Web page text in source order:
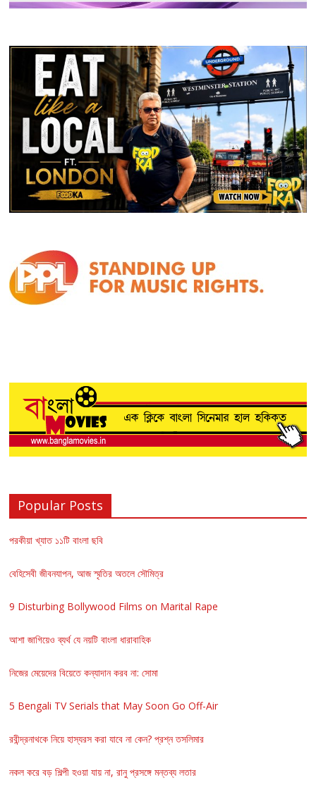
Popular Posts
পরকীয়া খ্যাত ১১টি বাংলা ছবি
বেহিসেবী জীবনযাপন, আজ স্মৃতির অতলে সৌমিত্র
9 Disturbing Bollywood Films on Marital Rape
আশা জাগিয়েও ব্যর্থ যে নয়টি বাংলা ধারাবাহিক
নিজের মেয়েদের বিয়েতে কন্যাদান করব না: সোমা
5 Bengali TV Serials that May Soon Go Off-Air
রবীন্দ্রনাথকে নিয়ে হাস্যরস করা যাবে না কেন? প্রশ্ন তসলিমার
নকল করে বড় শিল্পী হওয়া যায় না, রানু প্রসঙ্গে মন্তব্য লতার